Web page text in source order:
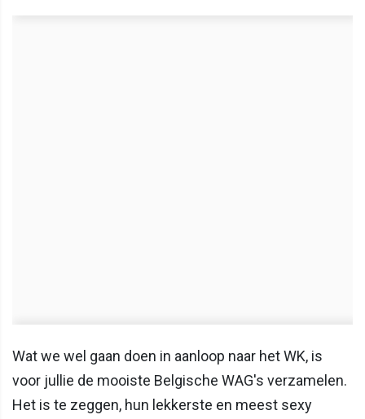
Wat we wel gaan doen in aanloop naar het WK, is
voor jullie de mooiste Belgische WAG's verzamelen.
Het is te zeggen, hun lekkerste en meest sexy